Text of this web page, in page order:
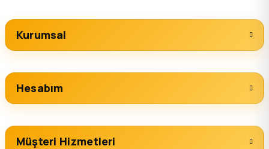
Kurumsal
Hesabım
Müşteri Hizmetleri